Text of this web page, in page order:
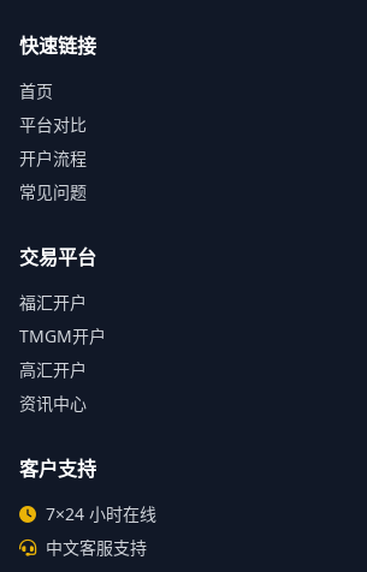
快速链接
首页
平台对比
开户流程
常见问题
交易平台
福汇开户
TMGM开户
高汇开户
资讯中心
客户支持
7×24 小时在线
中文客服支持